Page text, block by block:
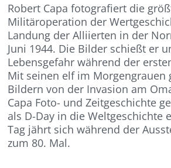
Robert Capa fotografiert die
Militäroperation der
Landung der Alliierten in der
Juni 1944. Die Bilder schießt er
Lebensgefahr während der
Mit seinen elf im Morgengrauen
Bildern von der Invasion am
Capa Foto- und Zeitgeschichte
als D-Day in die Weltgeschichte
Tag jährt sich während der
zum 80. Mal.